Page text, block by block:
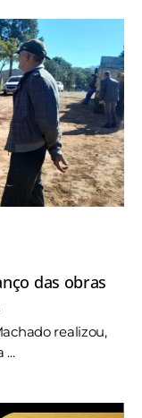
das obras
realizou,
...